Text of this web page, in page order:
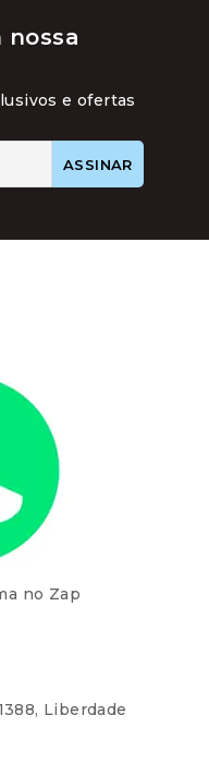
nossa
e ofertas
no Zap
Liberdade